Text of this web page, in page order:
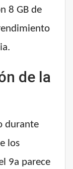
8 GB de
de la
durante
los
9a parece